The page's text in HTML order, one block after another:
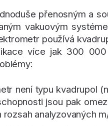
přenosným a
vakuovým
používá
více jak 300
není typu kvadrupol
jsou pak
rozsah analyzovaných